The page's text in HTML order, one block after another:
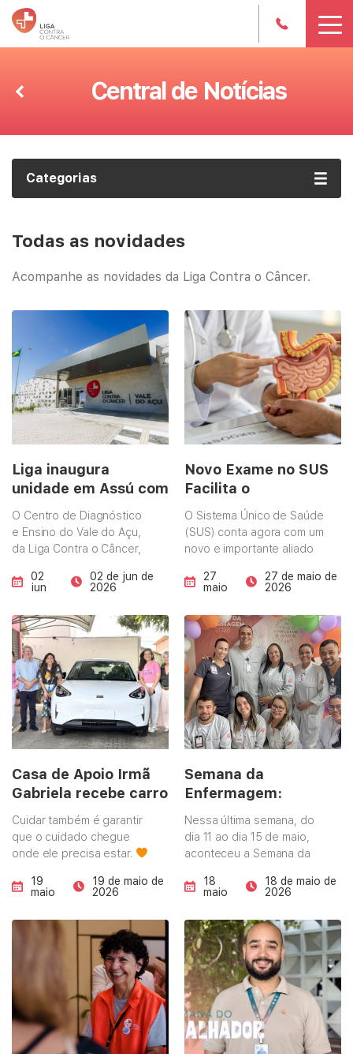
Central de Notícias
Todas as novidades
Acompanhe as novidades da Liga Contra o Câncer.
Liga inaugura
unidade em Assú com
foco em ampliar
diagnóstico precoce
e tratamento do
O Centro de Diagnóstico
e Ensino do Vale do Açu,
da Liga Contra o Câncer,
ofertando cinco
inauguração da primeira
etapa da unidade foi
realizada nesta sexta-
feira (29) com a presença
da diretoria, médicos e
colaboradores da Liga,
além de representantes
dos municípios da região
e parceiros. No primeiro …
02
jun
02 de jun de
2026
Novo Exame no SUS
Facilita o
Rastreamento do
Câncer de Intestino
O Sistema Único de Saúde
(SUS) conta agora com um
novo e importante aliado
precoce do câncer de
Imunoquímico Fecal).
Trata-se de um exame de
fezes muito mais simples,
prático e que traz mais
conforto para a
população. O
funcionamento do teste é
bastante acessível: Você
retira …Continued
27
maio
27 de maio de
2026
Casa de Apoio Irmã
Gabriela recebe carro
de Natalia Bonavides
via emenda federal
Cuidar também é garantir
que o cuidado chegue
onde ele precisa estar.
viabilizado por emenda
federal Natália Bonavides,
a Liga fortalece sua rede
de cuidado com um novo
veículo que passa a
apoiar diretamente ações
estratégicas da
instituição. O veículo será
utilizado tanto nas
atividades da Rede
19
maio
19 de maio de
2026
Semana da
Enfermagem:
cuidando de quem
cuida
Nessa última semana, do
dia 11 ao dia 15 de maio,
aconteceu a Semana da
da Liga Contra o Câncer.
celebramos os
profissionais que cuidam
da vida e estão sempre
dispostos a ajudar quem
mais precisa, focando na
sua saúde mental e no
seu autocuidado. Foram
disponibilizados
momentos e cabines …
18
maio
18 de maio de
2026
Categorias